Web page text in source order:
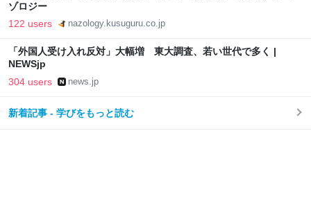
ゾロジー
122 users nazology.kusuguru.co.jp
「外国人受け入れ反対」大幅増 東大調査、若い世代で多く |
NEWSjp
304 users news.jp
新着記事 - 学びをもっと読む